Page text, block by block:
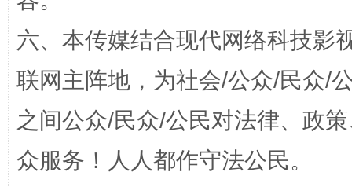
“蜀中异人”王建安的艺术幻境
六、本传媒结合现代网络科技影
联网主阵地，为社会/公众/民众/
之间公众/民众/公民对法律、政
众服务！人人都作守法公民。